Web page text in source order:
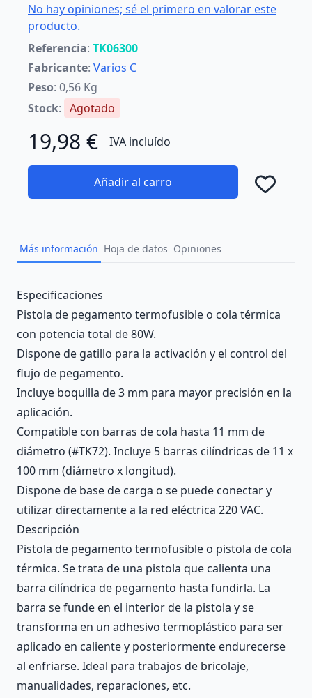
No hay opiniones; sé el primero en valorar este
producto.
Referencia: TK06300
Fabricante: Varios C
Peso: 0,56 Kg
Stock: Agotado
19,98 € IVA incluído
Añadir al carro
Más información Hoja de datos Opiniones
Description
Especificaciones
Pistola de pegamento termofusible o cola térmica
con potencia total de 80W.
Dispone de gatillo para la activación y el control del
flujo de pegamento.
Incluye boquilla de 3 mm para mayor precisión en la
aplicación.
Compatible con barras de cola hasta 11 mm de
diámetro (#TK72). Incluye 5 barras cilíndricas de 11 x
100 mm (diámetro x longitud).
Dispone de base de carga o se puede conectar y
utilizar directamente a la red eléctrica 220 VAC.
Descripción
Pistola de pegamento termofusible o pistola de cola
térmica. Se trata de una pistola que calienta una
barra cilíndrica de pegamento hasta fundirla. La
barra se funde en el interior de la pistola y se
transforma en un adhesivo termoplástico para ser
aplicado en caliente y posteriormente endurecerse
al enfriarse. Ideal para trabajos de bricolaje,
manualidades, reparaciones, etc.